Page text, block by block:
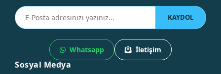
KAYDOL
Whatsapp İletişim
Sosyal Medya